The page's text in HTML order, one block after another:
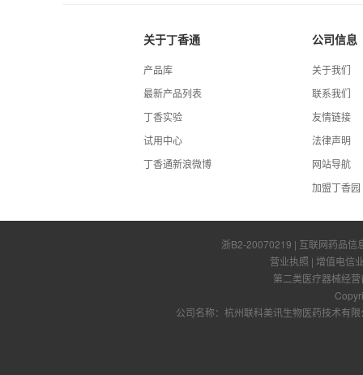
关于丁香通
产品库
最新产品列表
丁香实验
试用中心
丁香通新浪微博
公司信息
关于我们
联系我们
友情链接
法律声明
网站导航
加盟丁香园
浙B2-20070219 | 互联网药品信
营业执照 | 增值电信
第二类医疗器械经
公司名称：杭州联科美讯生物医药技术有